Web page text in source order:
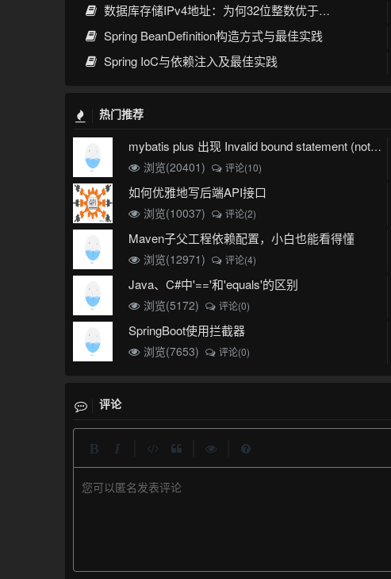
数据库存储IPv4地址：为何32位整数优于字符串 | 性能分析
Spring BeanDefinition构造方式与最佳实践
Spring IoC与依赖注入及最佳实践
热门推荐
mybatis plus 出现 Invalid bound statement (not found)
浏览(20401)
评论(10)
如何优雅地写后端API接口
浏览(10037) 评论(2)
Maven子父工程依赖配置，小白也能看得懂
浏览(12971) 评论(4)
Java、C#中'=='和'equals'的区别
浏览(5172) 评论(0)
SpringBoot使用拦截器
浏览(7653) 评论(0)
评论
您可以匿名发表评论